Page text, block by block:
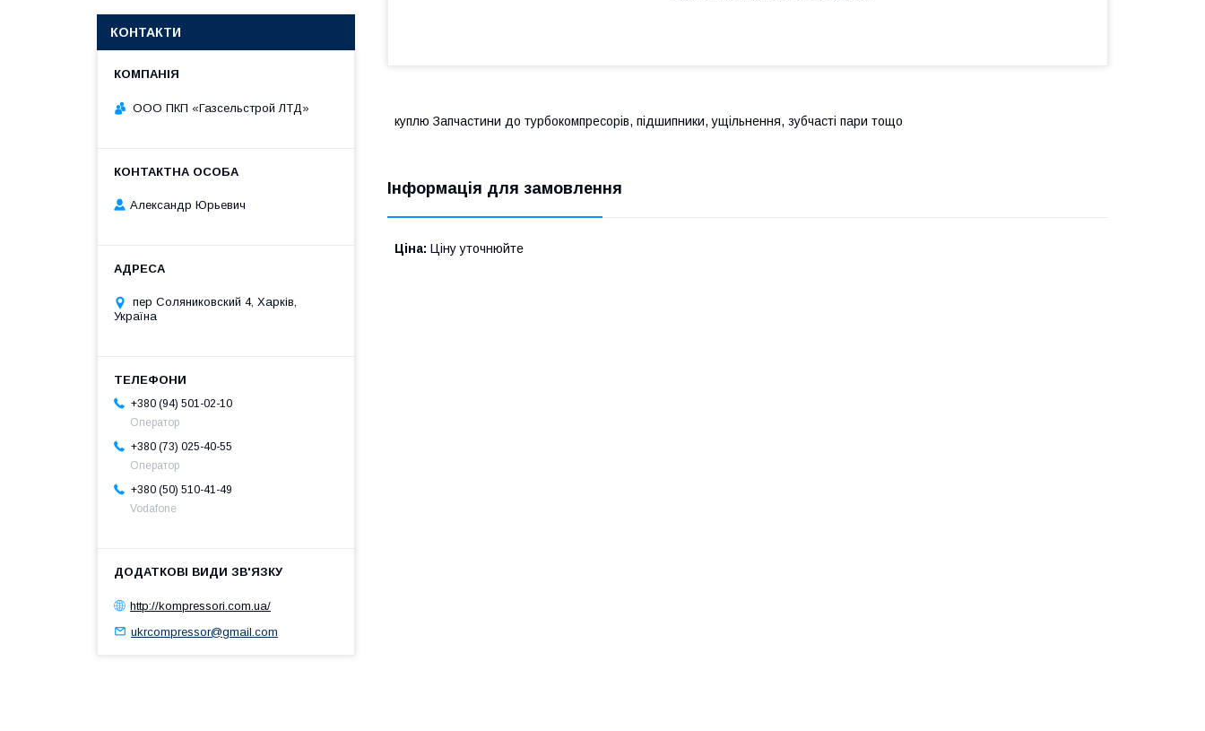
куплю Запчастини до турбокомпресорів, підшипники, ущільнення, зубчасті пари тощо
Інформація для замовлення
Ціна: Ціну уточнюйте
КОНТАКТИ
ООО ПКП «Газсельстрой ЛТД»
Александр Юрьевич
пер Соляниковский 4, Харків,
Україна
+380 (94) 501-02-10
Оператор
+380 (73) 025-40-55
Оператор
+380 (50) 510-41-49
Vodafone
http://kompressori.com.ua/
ukrcompressor@gmail.com